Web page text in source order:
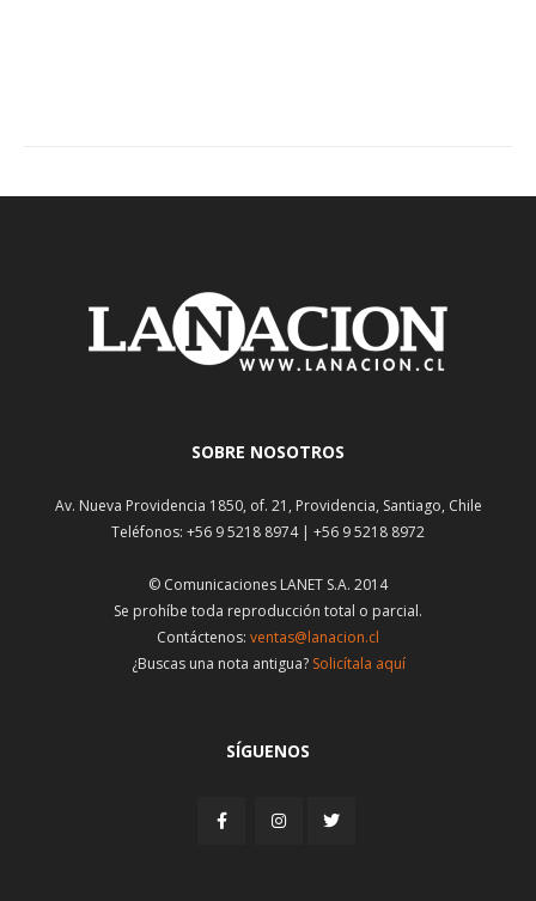
SOBRE NOSOTROS
Av. Nueva Providencia 1850, of. 21, Providencia, Santiago, Chile
Teléfonos: +56 9 5218 8974 | +56 9 5218 8972
© Comunicaciones LANET S.A. 2014
Se prohíbe toda reproducción total o parcial.
Contáctenos: ventas@lanacion.cl
¿Buscas una nota antigua? Solicítala aquí
SÍGUENOS